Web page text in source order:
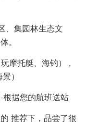
、集园林生态文
。
摩托艇、海钓） ,
）
据您的航班送站
推荐下，品尝了很